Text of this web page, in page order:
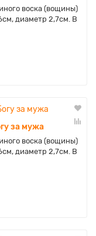
воска (вощины)
диаметр 2,7см. В
за мужа
воска (вощины)
диаметр 2,7см. В